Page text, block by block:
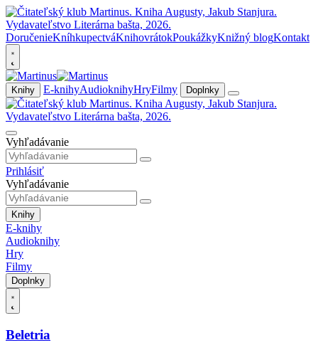
DoručenieKníhkupectváKnihovrátokPoukážkyKnižný blogKontakt
Knihy E-knihyAudioknihyHryFilmy Doplnky
Vyhľadávanie
Prihlásiť
Vyhľadávanie
Knihy
E-knihy
Audioknihy
Hry
Filmy
Doplnky
Beletria